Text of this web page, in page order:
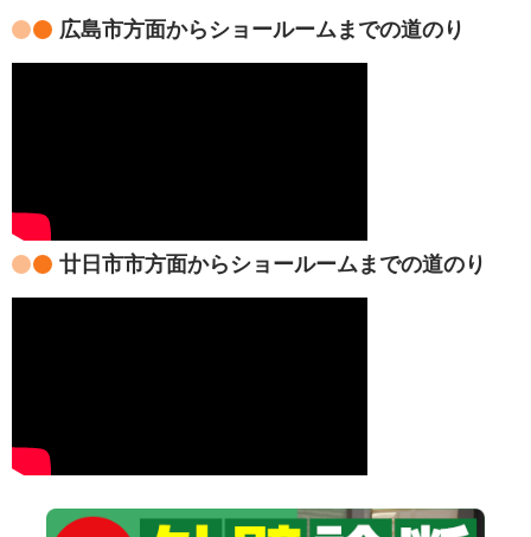
広島市方面からショールームまでの道のり
廿日市市方面からショールームまでの道のり